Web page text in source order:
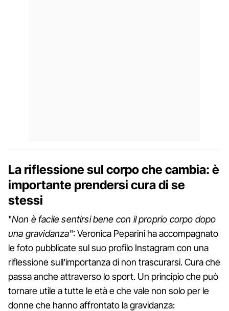
La riflessione sul corpo che cambia: è
importante prendersi cura di se
stessi
"Non è facile sentirsi bene con il proprio corpo dopo
una gravidanza": Veronica Peparini ha accompagnato
le foto pubblicate sul suo profilo Instagram con una
riflessione sull'importanza di non trascurarsi. Cura che
passa anche attraverso lo sport. Un principio che può
tornare utile a tutte le età e che vale non solo per le
donne che hanno affrontato la gravidanza: